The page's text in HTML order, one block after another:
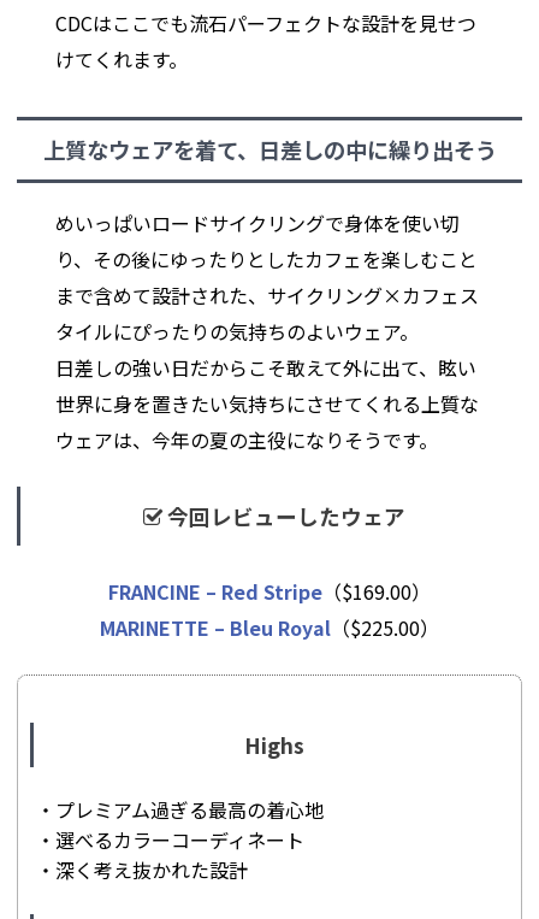
CDCはここでも流石パーフェクトな設計を見せつ
けてくれます。
上質なウェアを着て、日差しの中に繰り出そう
めいっぱいロードサイクリングで身体を使い切
り、その後にゆったりとしたカフェを楽しむこと
まで含めて設計された、サイクリング×カフェス
タイルにぴったりの気持ちのよいウェア。
日差しの強い日だからこそ敢えて外に出て、眩い
世界に身を置きたい気持ちにさせてくれる上質な
ウェアは、今年の夏の主役になりそうです。
今回レビューしたウェア
FRANCINE – Red Stripe （$169.00）
MARINETTE – Bleu Royal （$225.00）
Highs
・プレミアム過ぎる最高の着心地
・選べるカラーコーディネート
・深く考え抜かれた設計